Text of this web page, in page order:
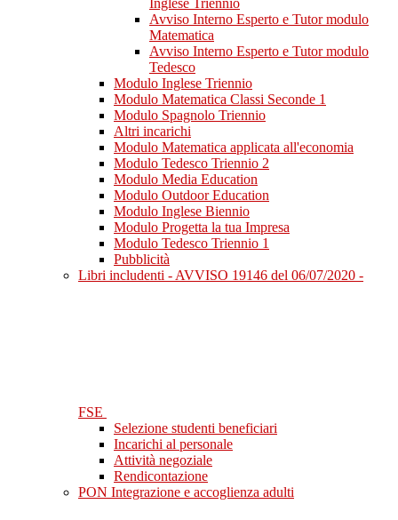
Inglese Triennio
Avviso Interno Esperto e Tutor modulo
Matematica
Avviso Interno Esperto e Tutor modulo
Tedesco
Modulo Inglese Triennio
Modulo Matematica Classi Seconde 1
Modulo Spagnolo Triennio
Altri incarichi
Modulo Matematica applicata all'economia
Modulo Tedesco Triennio 2
Modulo Media Education
Modulo Outdoor Education
Modulo Inglese Biennio
Modulo Progetta la tua Impresa
Modulo Tedesco Triennio 1
Pubblicità
Libri includenti - AVVISO 19146 del 06/07/2020 -
FSE
Selezione studenti beneficiari
Incarichi al personale
Attività negoziale
Rendicontazione
PON Integrazione e accoglienza adulti